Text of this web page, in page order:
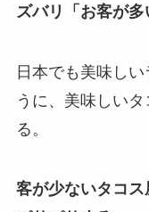
ズバリ「お客が
日本でも美味し
うに、美味しい
る。
客が少ないタコ